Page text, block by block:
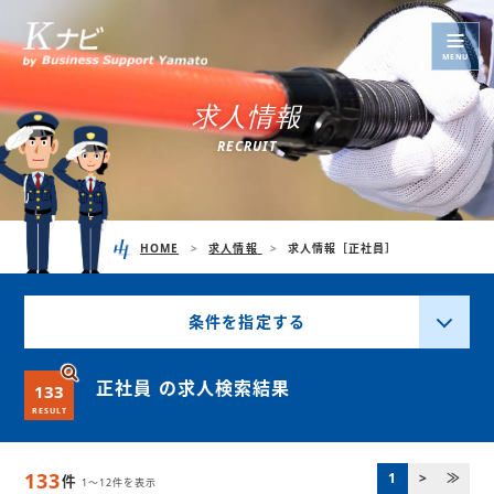
MENU
求人 情報
RECRUIT
HOME 求人情報 求人情報［正社員］
条件を指定する
133
RESULT
正社員 の求人検索結果
133件 1～12件を表示 1 > ≫